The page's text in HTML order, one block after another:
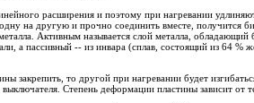
расширения и поэтому при нагревании
на другую и прочно соединить вместе, получится
Активным называется слой металла,
а пассивный -- из инвара (сплав, состоящий из 64 %
закрепить, то другой при нагревании будет
Степень деформации пластины зависит от